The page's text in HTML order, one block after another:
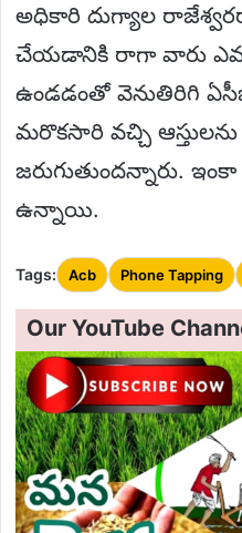
అధికారి దుగ్యాల
చేయడానికి రాగా వారు
ఉండడంతో వెనుతిరిగి
మరొకసారి వచ్చి
జరుగుతుందన్నారు.
ఉన్నాయి.
Tags: Acb Phone Tapping
Our YouTube